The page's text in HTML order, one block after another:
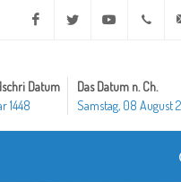
Facebook Twitter Youtube
Datum
1448
Das Datum n. Ch.
Samstag, 08 August